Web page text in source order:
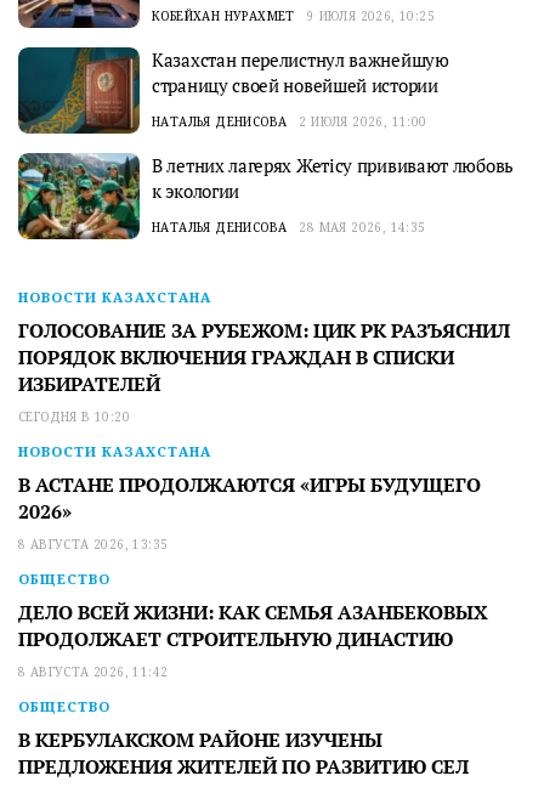
КОБЕЙХАН НУРАХМЕТ 9 ИЮЛЯ 2026, 10:25
Казахстан перелистнул важнейшую
страницу своей новейшей истории
НАТАЛЬЯ ДЕНИСОВА 2 ИЮЛЯ 2026, 11:00
В летних лагерях Жетісу прививают любовь
к экологии
НАТАЛЬЯ ДЕНИСОВА 28 МАЯ 2026, 14:35
НОВОСТИ КАЗАХСТАНА
ГОЛОСОВАНИЕ ЗА РУБЕЖОМ: ЦИК РК РАЗЪЯСНИЛ
ПОРЯДОК ВКЛЮЧЕНИЯ ГРАЖДАН В СПИСКИ
ИЗБИРАТЕЛЕЙ
СЕГОДНЯ В 10:20
НОВОСТИ КАЗАХСТАНА
В АСТАНЕ ПРОДОЛЖАЮТСЯ «ИГРЫ БУДУЩЕГО
2026»
8 АВГУСТА 2026, 13:35
ОБЩЕСТВО
ДЕЛО ВСЕЙ ЖИЗНИ: КАК СЕМЬЯ АЗАНБЕКОВЫХ
ПРОДОЛЖАЕТ СТРОИТЕЛЬНУЮ ДИНАСТИЮ
8 АВГУСТА 2026, 11:42
ОБЩЕСТВО
В КЕРБУЛАКСКОМ РАЙОНЕ ИЗУЧЕНЫ
ПРЕДЛОЖЕНИЯ ЖИТЕЛЕЙ ПО РАЗВИТИЮ СЕЛ